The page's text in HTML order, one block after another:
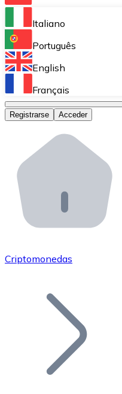
Bitnovo Ramp
Integra nuestra
Bitnovo Giftcards
Bitnovo OTC
Bitnovo ATM
Integra un ATM
Bitnovo API
Integra nuestra API
Únete a nuestra red
Añade tu proyecto a
Italiano
Português
English
Français
Registrarse Acceder
Criptomonedas